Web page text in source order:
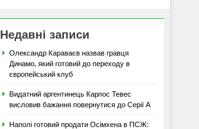
Недавні записи
Олександр Караваєв назвав гравця
Динамо, який готовий до переходу в
європейський клуб
Видатний аргентинець Карлос Тевес
висловив бажання повернутися до Серії А
Наполі готовий продати Осімхена в ПСЖ: